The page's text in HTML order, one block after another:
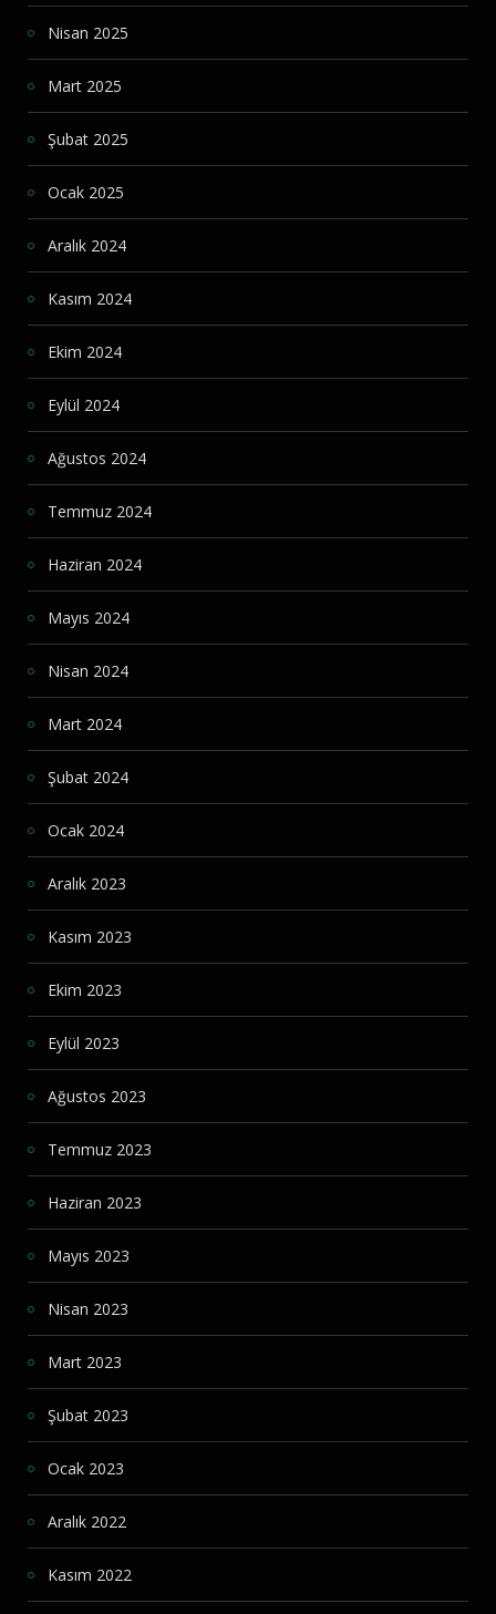
Nisan 2025
Mart 2025
Şubat 2025
Ocak 2025
Aralık 2024
Kasım 2024
Ekim 2024
Eylül 2024
Ağustos 2024
Temmuz 2024
Haziran 2024
Mayıs 2024
Nisan 2024
Mart 2024
Şubat 2024
Ocak 2024
Aralık 2023
Kasım 2023
Ekim 2023
Eylül 2023
Ağustos 2023
Temmuz 2023
Haziran 2023
Mayıs 2023
Nisan 2023
Mart 2023
Şubat 2023
Ocak 2023
Aralık 2022
Kasım 2022